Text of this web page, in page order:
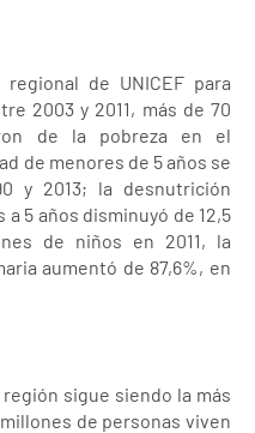
de UNICEF para
2003 y 2011, más de 70
de la pobreza en el
de menores de 5 años se
y 2013; la desnutrición
5 años disminuyó de 12,5
de niños en 2011, la
aumentó de 87,6%, en
sigue siendo la más
de personas viven